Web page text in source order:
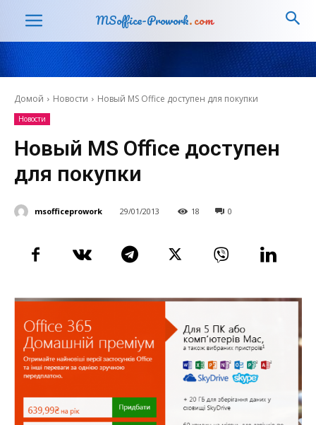
MSoffice-Prowork.com
Домой Новости Новый MS Office доступен для покупки
Новости
Новый MS Office доступен
для покупки
msofficeprowork 29/01/2013 18 0